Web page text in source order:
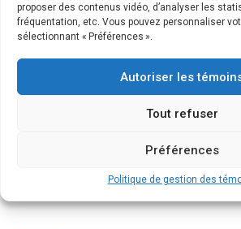
proposer des contenus vidéo, d’analyser les
fréquentation, etc. Vous pouvez personnaliser
sélectionnant « Préférences ».
Autoriser les
Tout refuser
Préférences
Politique de gestion des
exhaustif des facteurs de protection et
d’adaptation afin d’aider au
culture inuite et répondant aux besoins
membres des communautés.
Thèmes d'intérêt